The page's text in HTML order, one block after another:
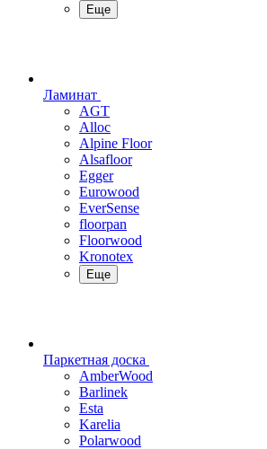
Еще
Ламинат
AGT
Alloc
Alpine Floor
Alsafloor
Egger
Eurowood
EverSense
floorpan
Floorwood
Kronotex
Еще
Паркетная доска
AmberWood
Barlinek
Esta
Karelia
Polarwood